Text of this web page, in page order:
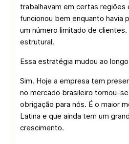
trabalhavam em certas regiões
funcionou bem enquanto havia
um número limitado de clientes.
estrutural.
Essa estratégia mudou ao
Sim. Hoje a empresa tem
no mercado brasileiro tornou-
obrigação para nós. É o maior
Latina e que ainda tem um
crescimento.